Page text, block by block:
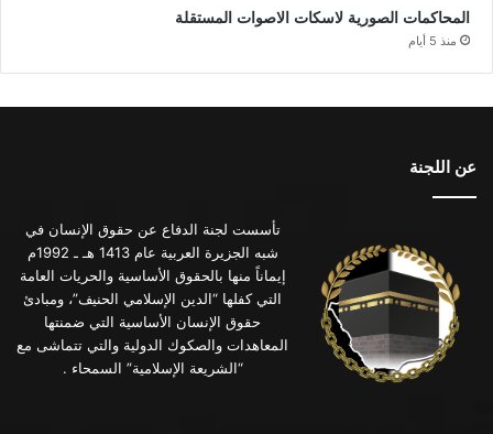
المحاكمات الصورية لاسكات الاصوات المستقلة
منذ 5 أيام
عن اللجنة
تأسست لجنة الدفاع عن حقوق الإنسان في
شبه الجزيرة العربية عام 1413 هـ ـ 1992م
إيماناً منها بالحقوق الأساسية والحريات العامة
التي كفلها “الدين الإسلامي الحنيف”، ومبادئ
حقوق الإنسان الأساسية التي ضمنتها
المعاهدات والصكوك الدولية والتي تتماشى مع
“الشريعة الإسلامية” السمحاء .